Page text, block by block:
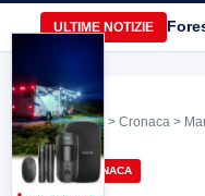
ULTIME NOTIZIE
Home > Cronaca >
CRONACA